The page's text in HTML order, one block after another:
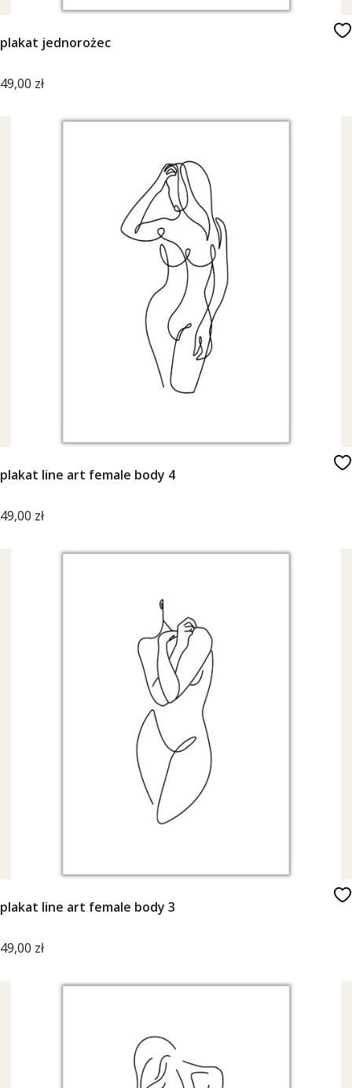
plakat jednorożec
Cena
49,00 zł
plakat line art female body 4
Cena
49,00 zł
plakat line art female body 3
Cena
49,00 zł